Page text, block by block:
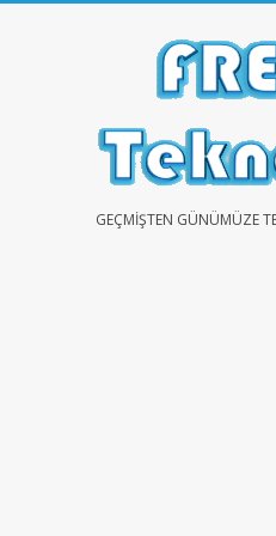
FREEGEÇMIŞTEN GÜNÜMÜZE